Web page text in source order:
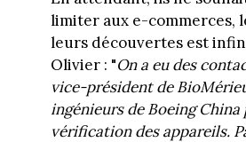
limiter aux e-commerces,
leurs découvertes est
Olivier : "On a eu des
vice-président de
ingénieurs de Boeing China
vérification des appareils.